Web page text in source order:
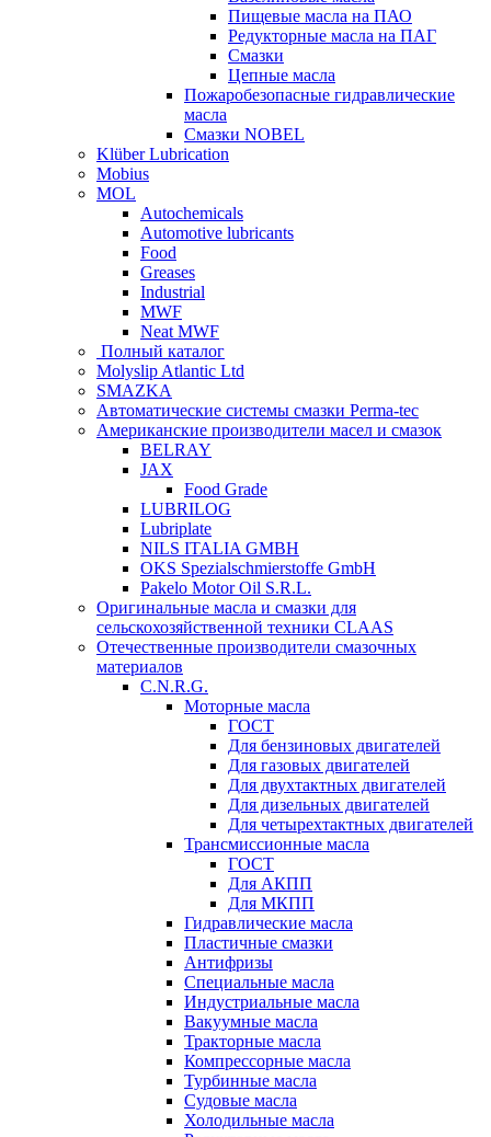
Пищевые масла на ПАО
Редукторные масла на ПАГ
Смазки
Цепные масла
Пожаробезопасные гидравлические
масла
Смазки NOBEL
Klüber Lubrication
Mobius
MOL
Autochemicals
Automotive lubricants
Food
Greases
Industrial
MWF
Neat MWF
Полный каталог
Molyslip Atlantic Ltd
SMAZKA
Автоматические системы смазки Perma-tec
Американские производители масел и смазок
BELRAY
JAX
Food Grade
LUBRILOG
Lubriplate
NILS ITALIA GMBH
OKS Spezialschmierstoffe GmbH
Pakelo Motor Oil S.R.L.
Оригинальные масла и смазки для
сельскохозяйственной техники CLAAS
Отечественные производители смазочных
материалов
C.N.R.G.
Моторные масла
ГОСТ
Для бензиновых двигателей
Для газовых двигателей
Для двухтактных двигателей
Для дизельных двигателей
Для четырехтактных двигателей
Трансмиссионные масла
ГОСТ
Для АКПП
Для МКПП
Гидравлические масла
Пластичные смазки
Антифризы
Специальные масла
Индустриальные масла
Вакуумные масла
Тракторные масла
Компрессорные масла
Турбинные масла
Судовые масла
Холодильные масла